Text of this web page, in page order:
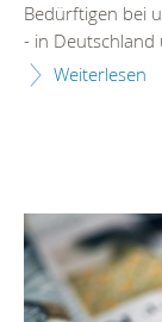
Bedürftigen bei
- in Deutschland
Weiterlesen